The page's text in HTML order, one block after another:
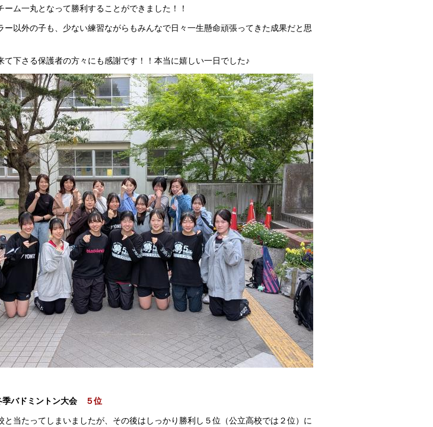
ーム一丸となって勝利することができました！！
ー以外の子も、少ない練習ながらもみんなで日々一生懸命頑張ってきた成果だと思
て下さる保護者の方々にも感謝です！！本当に嬉しい一日でした♪
バドミントン大会 ５位
と当たってしまいましたが、その後はしっかり勝利し５位（公立高校では２位）に